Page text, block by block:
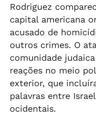
Rodriguez
capital americana
acusado de
outros crimes. O
comunidade
reações no meio
exterior, que
palavras entre
ocidentais.